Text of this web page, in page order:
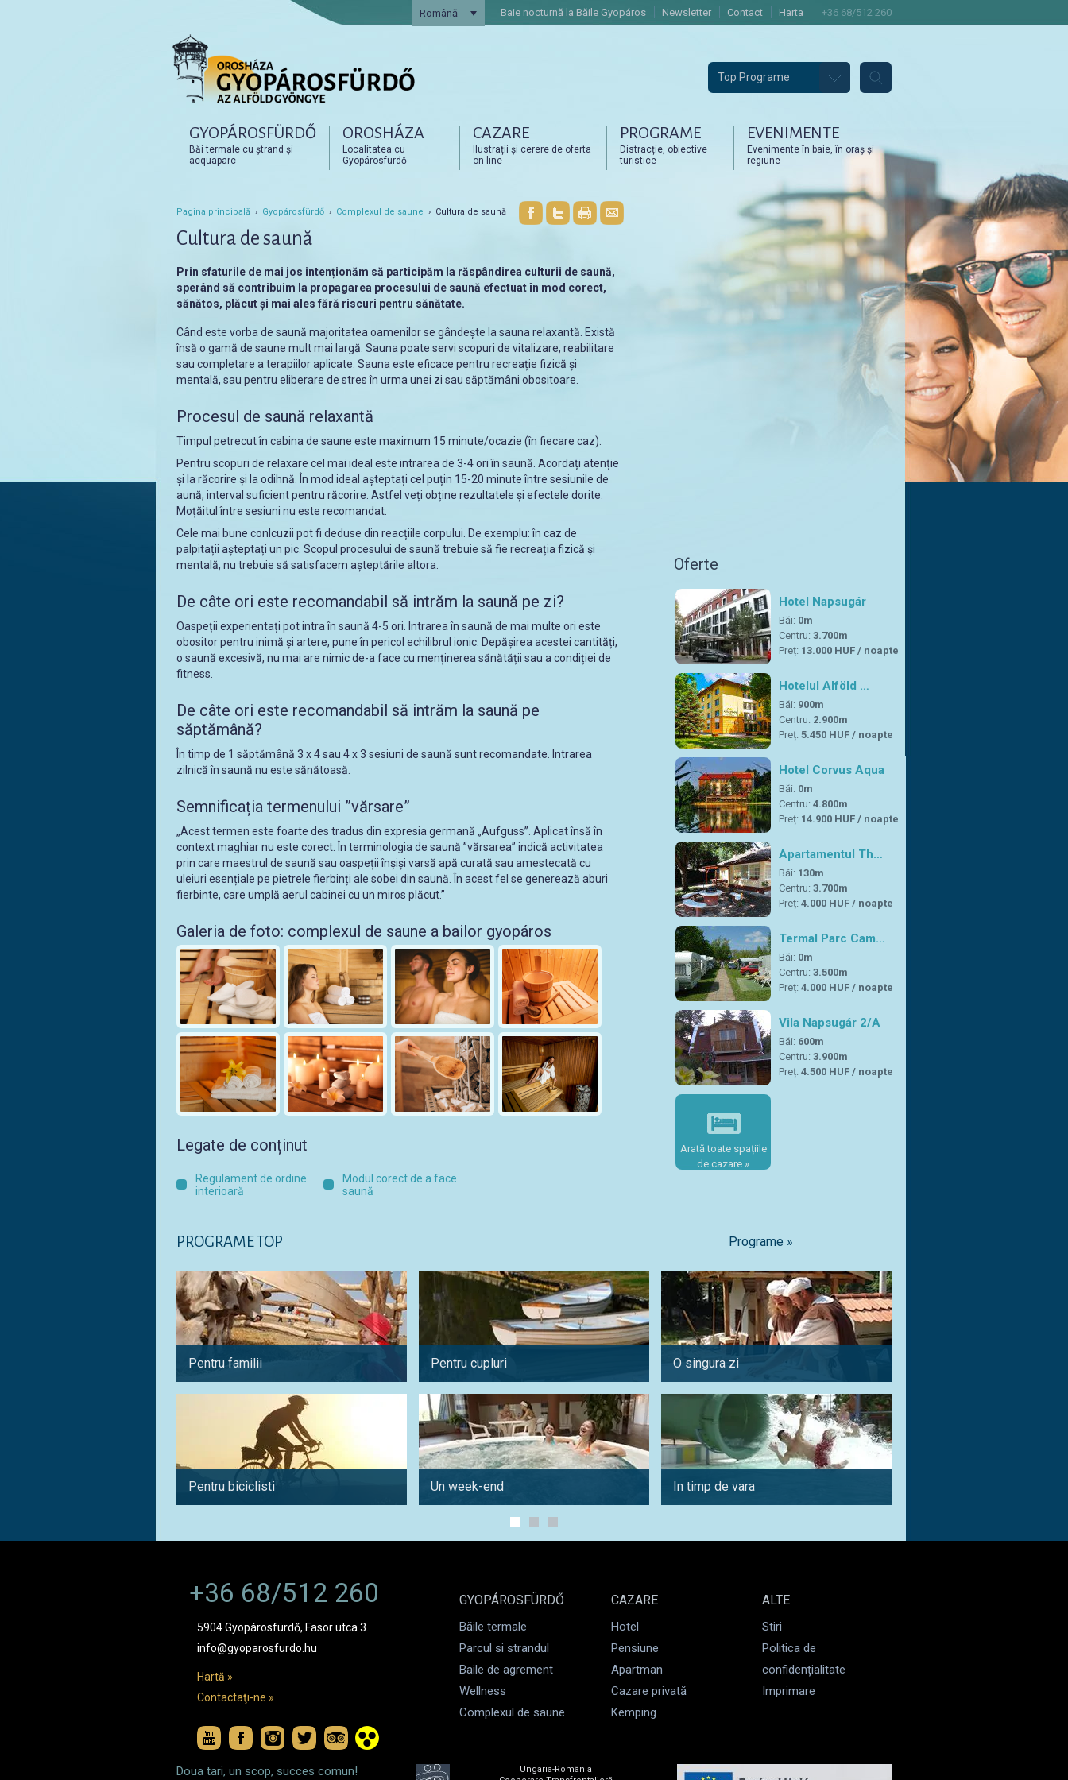
Română Baie nocturnă la Băile Gyopáros Newsletter Contact Harta +36 68/512 260
Top Programe
Tovább az elsődleges tartalomra
Tovább a másodlagos tartalomra
GYOPÁROSFÜRDŐ
Băi termale cu ștrand și
acquaparc
OROSHÁZA
Localitatea cu
Gyopárosfürdő
CAZARE
Ilustrații și cerere de oferta
on-line
PROGRAME
Distracție, obiective
turistice
EVENIMENTE
Evenimente în baie, în oraș și
regiune
Pagina principală › Gyopárosfürdő › Complexul de saune › Cultura de saună
Cultura de saună
Prin sfaturile de mai jos intenționăm să participăm la răspândirea culturii de saună,
sperând să contribuim la propagarea procesului de saună efectuat în mod corect,
sănătos, plăcut și mai ales fără riscuri pentru sănătate.
Când este vorba de saună majoritatea oamenilor se gândește la sauna relaxantă. Există
însă o gamă de saune mult mai largă. Sauna poate servi scopuri de vitalizare, reabilitare
sau completare a terapiilor aplicate. Sauna este eficace pentru recreație fizică și
mentală, sau pentru eliberare de stres în urma unei zi sau săptămâni obositoare.
Procesul de saună relaxantă
Timpul petrecut în cabina de saune este maximum 15 minute/ocazie (în fiecare caz).
Pentru scopuri de relaxare cel mai ideal este intrarea de 3-4 ori în saună. Acordați atenție
și la răcorire și la odihnă. În mod ideal așteptați cel puțin 15-20 minute între sesiunile de
aună, interval suficient pentru răcorire. Astfel veți obține rezultatele și efectele dorite.
Moțăitul între sesiuni nu este recomandat.
Cele mai bune conlcuzii pot fi deduse din reacțiile corpului. De exemplu: în caz de
palpitații așteptați un pic. Scopul procesului de saună trebuie să fie recreația fizică și
mentală, nu trebuie să satisfacem așteptările altora.
De câte ori este recomandabil să intrăm la saună pe zi?
Oaspeții experientați pot intra în saună 4-5 ori. Intrarea în saună de mai multe ori este
obositor pentru inimă și artere, pune în pericol echilibrul ionic. Depășirea acestei cantități,
o saună excesivă, nu mai are nimic de-a face cu menținerea sănătății sau a condiției de
fitness.
De câte ori este recomandabil să intrăm la saună pe
săptămână?
În timp de 1 săptămână 3 x 4 sau 4 x 3 sesiuni de saună sunt recomandate. Intrarea
zilnică în saună nu este sănătoasă.
Semnificația termenului ”vărsare”
„Acest termen este foarte des tradus din expresia germană „Aufguss”. Aplicat însă în
context maghiar nu este corect. În terminologia de saună ”vărsarea” indică activitatea
prin care maestrul de saună sau oaspeții înșiși varsă apă curată sau amestecată cu
uleiuri esențiale pe pietrele fierbinți ale sobei din saună. În acest fel se generează aburi
fierbinte, care umplă aerul cabinei cu un miros plăcut.”
Galeria de foto: complexul de saune a bailor gyopáros
Legate de conținut
Regulament de ordine
interioară
Modul corect de a face
saună
PROGRAME TOP Programe »
Pentru familii Pentru cupluri O singura zi
Pentru biciclisti Un week-end In timp de vara
Oferte
Hotel Napsugár
Băi: 0m
Centru: 3.700m
Preț: 13.000 HUF / noapte
Hotelul Alföld …
Băi: 900m
Centru: 2.900m
Preț: 5.450 HUF / noapte
Hotel Corvus Aqua
Băi: 0m
Centru: 4.800m
Preț: 14.900 HUF / noapte
Apartamentul Th…
Băi: 130m
Centru: 3.700m
Preț: 4.000 HUF / noapte
Termal Parc Cam…
Băi: 0m
Centru: 3.500m
Preț: 4.000 HUF / noapte
Vila Napsugár 2/A
Băi: 600m
Centru: 3.900m
Preț: 4.500 HUF / noapte
Arată toate spațiile
de cazare »
+36 68/512 260
5904 Gyopárosfürdő, Fasor utca 3.
info@gyoparosfurdo.hu
Hartă »
Contactaţi-ne »
GYOPÁROSFÜRDŐ
Băile termale
Parcul si strandul
Baile de agrement
Wellness
Complexul de saune
CAZARE
Hotel
Pensiune
Apartman
Cazare privată
Kemping
ALTE
Stiri
Politica de
confidențialitate
Imprimare
Doua tari, un scop, succes comun!
Ungaria-România